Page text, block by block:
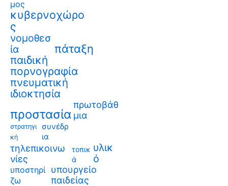
μος
κυβερνοχώρο
ς
νομοθεσ
ία
πάταξη
παιδική
πορνογραφία
πνευματική
ιδιοκτησία
προστασία
πρωτοβάθ
μια
στρατηγι
κή
συνέδρ
ια
τηλεπικοινω
νίες
τοπικ
ά
υλικ
ό
υποστηρί
ζω
υπουργείο
παιδείας